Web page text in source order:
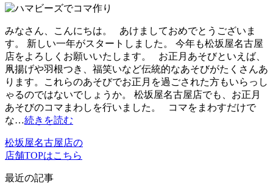
みなさん、こんにちは。 あけましておめでとうございま
す。 新しい一年がスタートしました。 今年も松坂屋名古屋
店をよろしくお願いいたします。 お正月あそびといえば、
凧揚げや羽根つき、福笑いなど伝統的なあそびがたくさんあ
ります。これらのあそびでお正月を過ごされた方もいらっし
ゃるのではないでしょうか。 松坂屋名古屋店でも、お正月
あそびのコマまわしを行いました。 コマをまわすだけで
な…続きを読む
松坂屋名古屋店の
店舗TOPはこちら
最近の記事